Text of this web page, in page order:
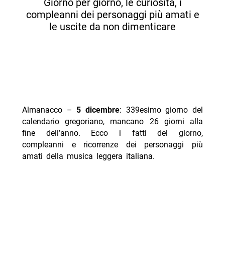
compleanni dei personaggi più amati e
le uscite da non dimenticare
Almanacco – 5 dicembre: 339esimo giorno del
calendario gregoriano, mancano 26 giorni alla
fine dell’anno. Ecco i fatti del giorno,
compleanni e ricorrenze dei personaggi più
amati della musica leggera italiana.